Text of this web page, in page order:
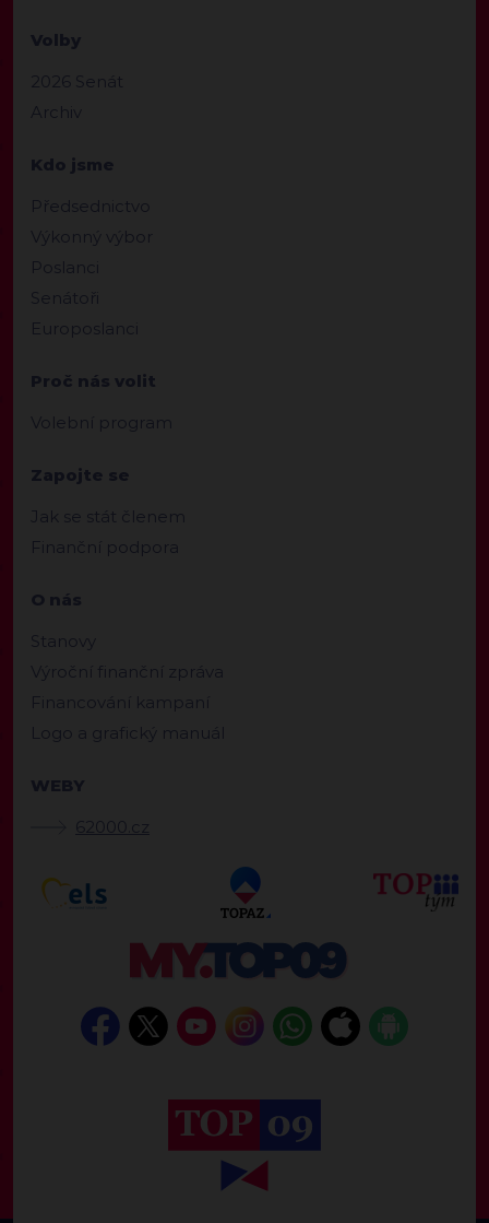
Volby
2026 Senát
Archiv
Kdo jsme
Předsednictvo
Výkonný výbor
Poslanci
Senátoři
Europoslanci
Proč nás volit
Volební program
Zapojte se
Jak se stát členem
Finanční podpora
O nás
Stanovy
Výroční finanční zpráva
Financování kampaní
Logo a grafický manuál
WEBY
62000.cz